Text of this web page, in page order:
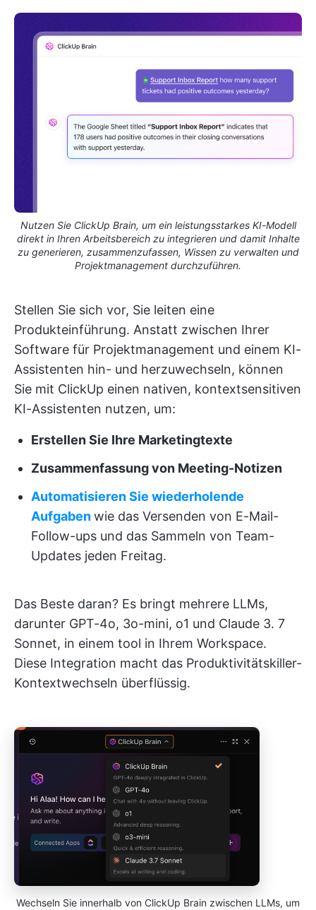
Nutzen Sie ClickUp Brain, um ein leistungsstarkes KI-Modell
direkt in Ihren Arbeitsbereich zu integrieren und damit Inhalte
zu generieren, zusammenzufassen, Wissen zu verwalten und
Projektmanagement durchzuführen.
Stellen Sie sich vor, Sie leiten eine
Produkteinführung. Anstatt zwischen Ihrer
Software für Projektmanagement und einem KI-
Assistenten hin- und herzuwechseln, können
Sie mit ClickUp einen nativen, kontextsensitiven
KI-Assistenten nutzen, um:
Erstellen Sie Ihre Marketingtexte
Zusammenfassung von Meeting-Notizen
Automatisieren Sie wiederholende
Aufgabenwie das Versenden von E-Mail-
Follow-ups und das Sammeln von Team-
Updates jeden Freitag.
Das Beste daran? Es bringt mehrere LLMs,
darunter GPT-4o, 3o-mini, o1 und Claude 3. 7
Sonnet, in einem tool in Ihrem Workspace.
Diese Integration macht das Produktivitätskiller-
Kontextwechseln überflüssig.
Wechseln Sie innerhalb von ClickUp Brain zwischen LLMs, um